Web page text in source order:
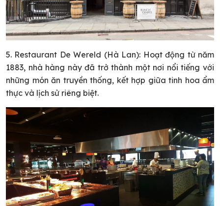
5. Restaurant De Wereld (Hà Lan): Hoạt động từ năm
1883, nhà hàng này đã trở thành một nơi nổi tiếng với
những món ăn truyền thống, kết hợp giữa tinh hoa ẩm
thực và lịch sử riêng biệt.